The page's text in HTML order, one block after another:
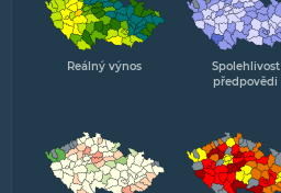
Reálný výnos
Spolehlivost
předpovědi